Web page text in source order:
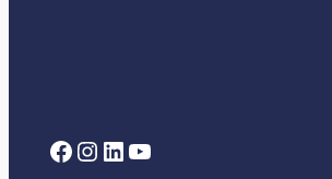
Facebook InstagramLinkedIn YouTube